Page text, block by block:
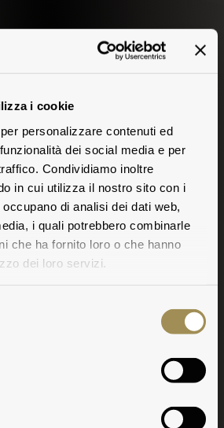
i cookie
personalizzare contenuti ed
dei social media e per
Condividiamo inoltre
in cui utilizza il nostro sito con i
di analisi dei dati web,
i quali potrebbero combinarle
che ha fornito loro o che hanno
dei loro servizi.